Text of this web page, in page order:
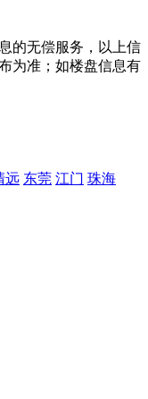
的无偿服务，以上信
为准；如楼盘信息有
远 东莞 江门 珠海